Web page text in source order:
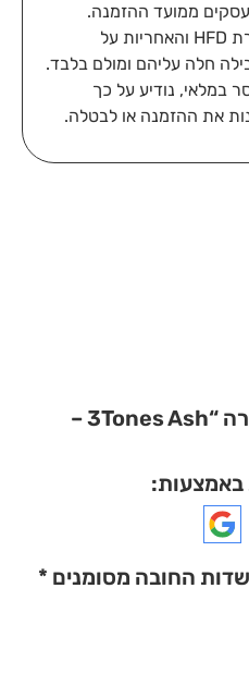
המשלוחים מתבצעים ע"י חברת HFD והאחריות על
חלה עליהם ומולם בלבד.
במלאי, נודיע על כך
את ההזמנה או לבטלה.
היה הראשון לכתוב סקירה “3Tones Ash –
שדות החובה מסומנים *